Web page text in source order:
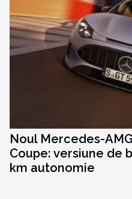
Noul Mercedes-
Coupe: versiune de
km autonomie